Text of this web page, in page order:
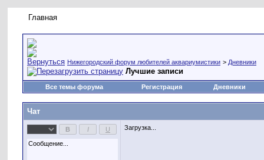
Главная
Нижегородский форум любителей аквариумистики > Дневники
Лучшие записи
Все темы форума Регистрация Дневники
Чат
Загрузка...